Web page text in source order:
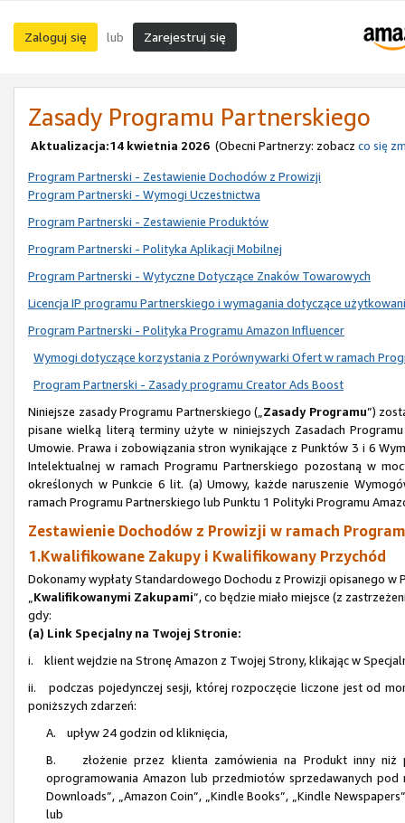
Zaloguj się lub Zarejestruj się
Zasady Programu Partnerskiego
Aktualizacja:14 kwietnia 2026 (Obecni Partnerzy: zobacz co się
Program Partnerski - Zestawienie Dochodów z Prowizji
Program Partnerski - Wymogi Uczestnictwa
Program Partnerski - Zestawienie Produktów
Program Partnerski - Polityka Aplikacji Mobilnej
Program Partnerski - Wytyczne Dotyczące Znaków Towarowych
Licencja IP programu Partnerskiego i wymagania dotyczące
Program Partnerski - Polityka Programu Amazon Influencer
Wymogi dotyczące korzystania z Porównywarki Ofert w ramach
Program Partnerski - Zasady programu Creator Ads Boost
Niniejsze zasady Programu Partnerskiego („Zasady Programu”)
pisane wielką literą terminy użyte w niniejszych Zasadach
Umowie. Prawa i zobowiązania stron wynikające z Punktów 3 i 6
Intelektualnej w ramach Programu Partnerskiego pozostaną w
określonych w Punkcie 6 lit. (a) Umowy, każde naruszenie
ramach Programu Partnerskiego lub Punktu 1 Polityki Programu
Zestawienie Dochodów z Prowizji w ramach
1.Kwalifikowane Zakupy i Kwalifikowany Przychód
Dokonamy wypłaty Standardowego Dochodu z Prowizji opisanego
Kwalifikowanymi Zakupami”, co będzie miało miejsce (z
gdy:
(a) Link Specjalny na Twojej Stronie:
i. klient wejdzie na Stronę Amazon z Twojej Strony, klikając w
ii. podczas pojedynczej sesji, której rozpoczęcie liczone jest od
poniższych zdarzeń:
A. upływ 24 godzin od kliknięcia,
B. złożenie przez klienta zamówienia na Produkt inny niż
oprogramowania Amazon lub przedmiotów sprzedawanych pod
Downloads”, „Amazon Coin”, „Kindle Books”, „Kindle
lub